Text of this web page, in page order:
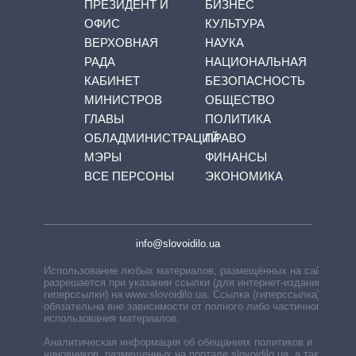
ПРЕЗИДЕНТ И
ОФИС
ВЕРХОВНАЯ
РАДА
КАБИНЕТ
МИНИСТРОВ
ГЛАВЫ
ОБЛАДМИНИСТРАЦИЙ
МЭРЫ
ВСЕ ПЕРСОНЫ
БИЗНЕС
КУЛЬТУРА
НАУКА
НАЦИОНАЛЬНАЯ
БЕЗОПАСНОСТЬ
ОБЩЕСТВО
ПОЛИТИКА
ПРАВО
ФИНАНСЫ
ЭКОНОМИКА
info@slovoidilo.ua
Использование любых материалов, размещённых на сайте,
разрешается при указании ссылки (для интернет-изданий —
гиперссылки) на www.slovoidilo.ua. Ссылка (гиперссылка)
обязательна вне зависимости от полного либо частичного
использования материалов.
Аналитическая информация об обещаниях политиков и